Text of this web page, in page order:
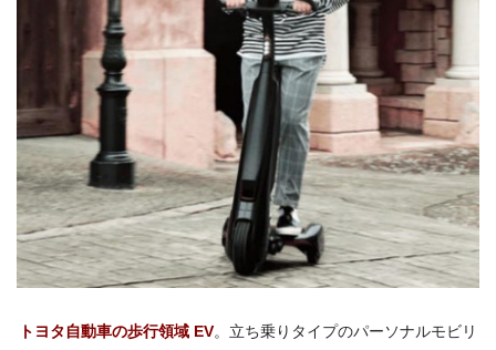
トヨタ自動車の歩行領域 EV。立ち乗りタイプのパーソナルモビリ